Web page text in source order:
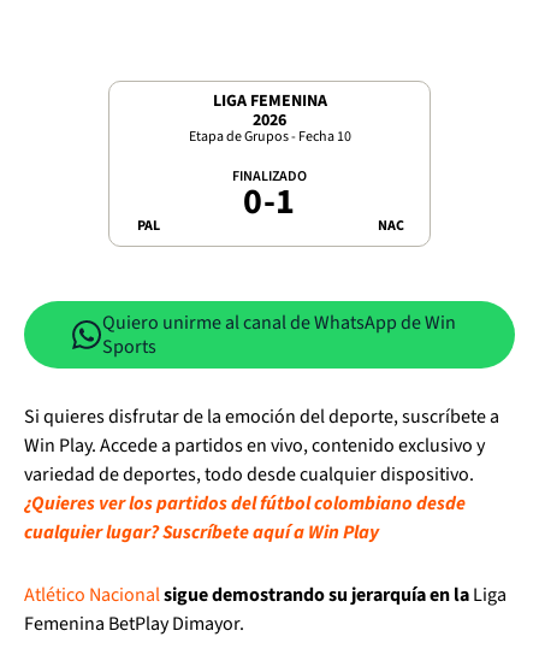
LIGA FEMENINA
2026
Etapa de Grupos - Fecha 10
PAL
FINALIZADO
0-1 NAC
Quiero unirme al canal de WhatsApp de Win
Sports
Si quieres disfrutar de la emoción del deporte, suscríbete a
Win Play. Accede a partidos en vivo, contenido exclusivo y
variedad de deportes, todo desde cualquier dispositivo.
¿Quieres ver los partidos del fútbol colombiano desde
cualquier lugar? Suscríbete aquí a Win Play
Atlético Nacionalsigue demostrando su jerarquía en laLiga
Femenina BetPlay Dimayor.